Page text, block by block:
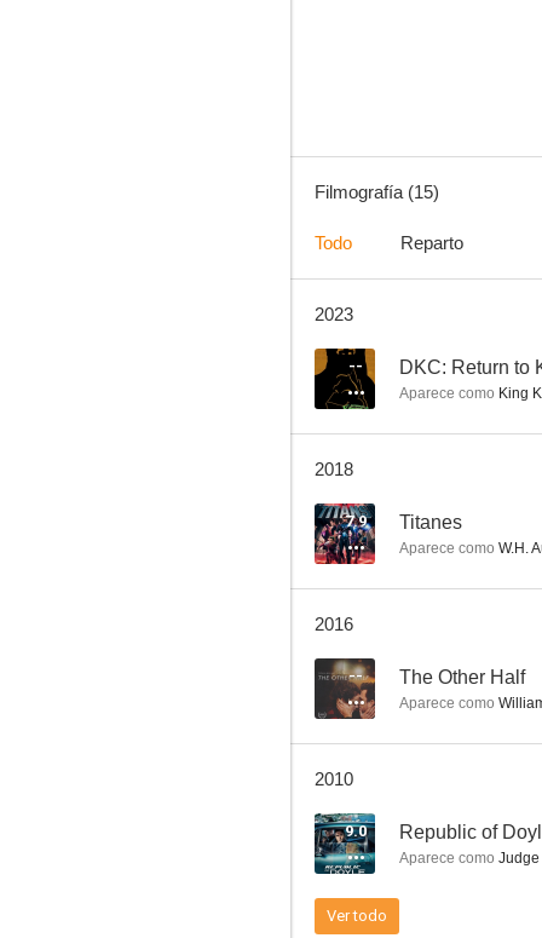
--
Filmografía (15)
Todo Reparto
2023
-- DKC: Return to
Aparece como King
2018
7.9 Titanes
Aparece como W.H.
2016
-- The Other Half
Aparece como
2010
9.0 Republic of
Aparece como
Ver todo